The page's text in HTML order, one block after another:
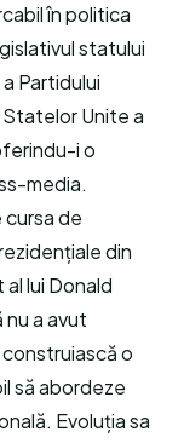
în politica
statului
Partidului
Unite a
i o
media.
de
din
lui Donald
nu a avut
o
să abordeze
Evoluția sa